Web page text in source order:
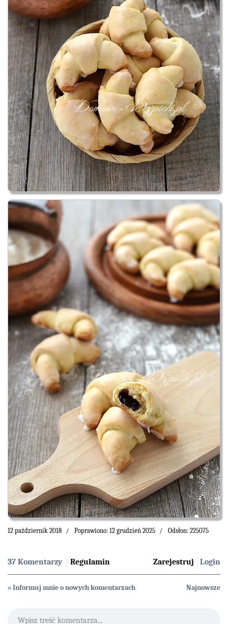
12 październik 2018 Poprawiono: 12 grudzień 2025 Odsłon: 225075
37 Komentarzy Regulamin Login
Zarejestruj
» Informuj mnie o nowych komentarzach Najnowsze
Wpisz treść komentarza...